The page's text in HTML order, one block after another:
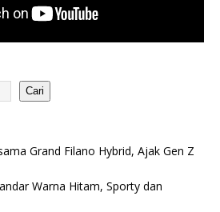
Cari
Grand Filano Hybrid, Ajak Gen Z
Warna Hitam, Sporty dan